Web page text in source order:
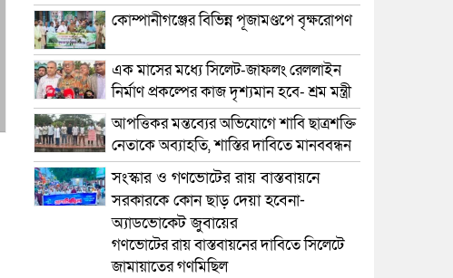
কোম্পানীগঞ্জের বিভিন্ন পূজামণ্ডপে বৃক্ষরোপণ
এক মাসের মধ্যে সিলেট-জাফলং রেললাইন
নির্মাণ প্রকল্পের কাজ দৃশ্যমান হবে- শ্রম মন্ত্রী
আপত্তিকর মন্তব্যের অভিযোগে শাবি ছাত্রশক্তি
নেতাকে অব্যাহতি, শাস্তির দাবিতে মানববন্ধন
সংস্কার ও গণভোটের রায় বাস্তবায়নে
সরকারকে কোন ছাড় দেয়া হবেনা-
অ্যাডভোকেট জুবায়ের
গণভোটের রায় বাস্তবায়নের দাবিতে সিলেটে
জামায়াতের গণমিছিল